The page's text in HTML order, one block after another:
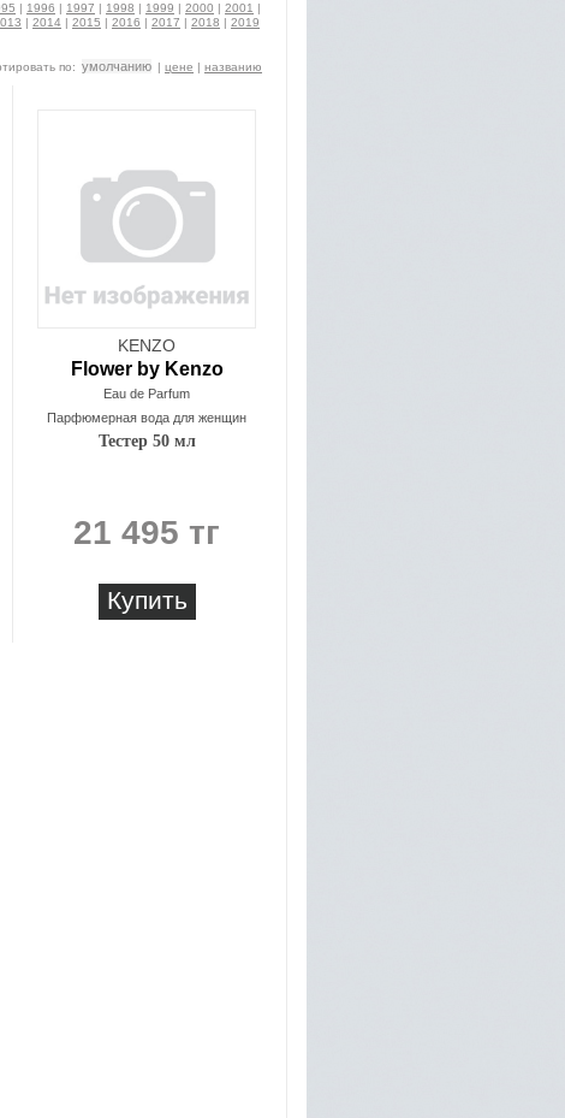
| 1996 | 1997 | 1998 | 1999 | 2000 | 2001 |
| 2014 | 2015 | 2016 | 2017 | 2018 | 2019
по: умолчанию | цене | названию
KENZO
Flower by Kenzo
Eau de Parfum
Парфюмерная вода для женщин
Тестер 50 мл
21 495 тг
Купить